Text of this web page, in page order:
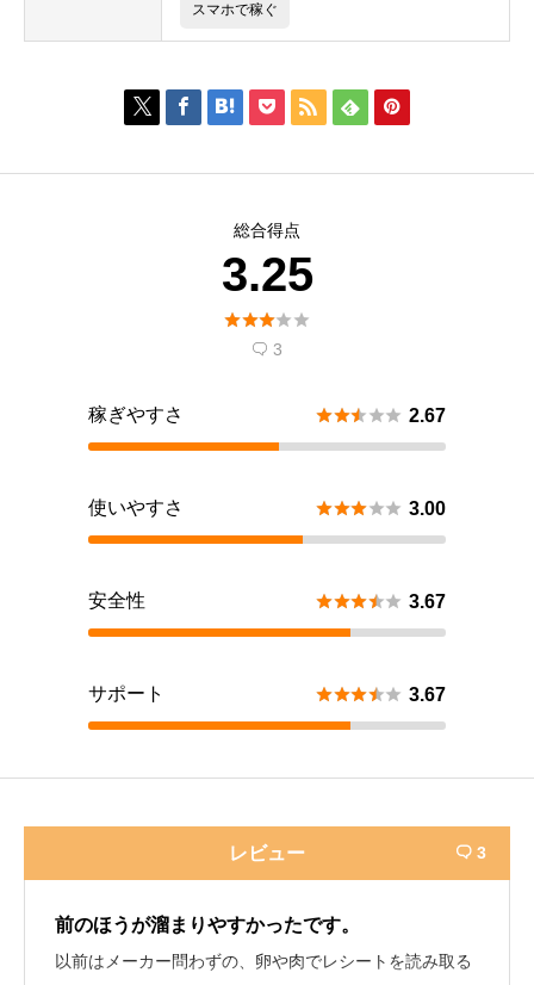
スマホで稼ぐ
      
総合得点
3.25

 3
稼ぎやすさ  2.67
使いやすさ  3.00
安全性  3.67
サポート  3.67
レビュー  3
前のほうが溜まりやすかったです。
以前はメーカー問わずの、卵や肉でレシートを読み取る